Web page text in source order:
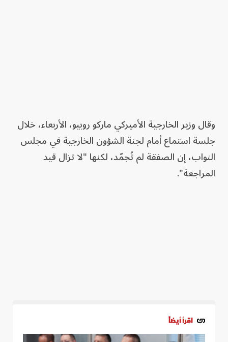
وقال وزير الخارجية الأميركي ماركو روبيو، الأربعاء، خلال
جلسة استماع أمام لجنة الشؤون الخارجية في مجلس
النواب، إن الصفقة لم تُجمّد، لكنها "لا تزال قيد
المراجعة".
اقرأ أيضاً